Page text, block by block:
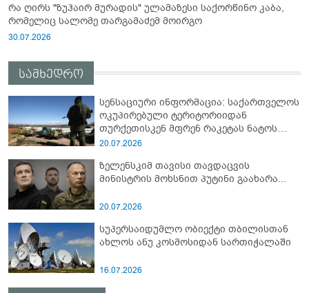
რა ღირს "ზუჰაირ მურადის" ულამაზესი საქორწინო კაბა,
რომელიც სალომე თარგამაძემ მოირგო
30.07.2026
სამხედრო
სენსაციური ინფორმაცია: საქართველოს
ოკუპირებული ტერიტორიიდან
თურქეთისკენ მფრენ რაკეტას ნატოს
სამიტი კინაღამ ჩაუშლია
20.07.2026
ზელენსკიმ თავისი თავდაცვის
მინისტრის მოხსნით პუტინი გაახარა...
20.07.2026
სუპერსაიდუმლო ობიექტი თბილისთან
ახლოს ანუ კოსმოსიდან სართიჭალაში
16.07.2026